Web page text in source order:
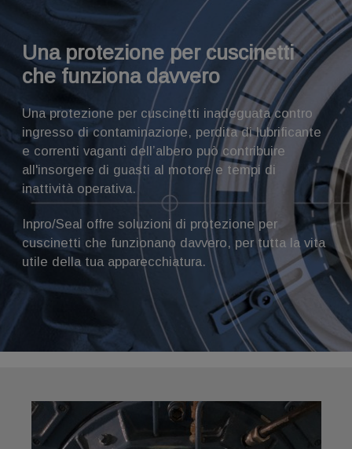
Una protezione per cuscinetti
che funziona davvero
Una protezione per cuscinetti inadeguata contro
ingresso di contaminazione, perdita di lubrificante
e correnti vaganti dell’albero può contribuire
all'insorgere di guasti al motore e tempi di
inattività operativa.
Inpro/Seal offre soluzioni di protezione per
cuscinetti che funzionano davvero, per tutta la vita
utile della tua apparecchiatura.